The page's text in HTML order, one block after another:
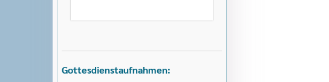
Gottesdienstaufnahmen: